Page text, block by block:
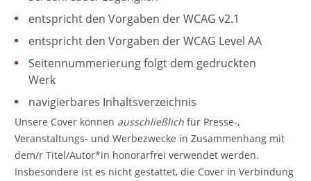
entspricht den Vorgaben der WCAG v2.1
entspricht den Vorgaben der WCAG Level AA
Seitennummerierung folgt dem gedruckten
Werk
navigierbares Inhaltsverzeichnis
Unsere Cover können ausschließlichfür Presse-,
Veranstaltungs- und Werbezwecke in Zusammenhang mit
dem/r Titel/Autor*in honorarfrei verwendet werden.
Insbesondere ist es nicht gestattet, die Cover in Verbindung